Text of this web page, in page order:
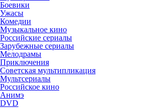
Боевики
Ужасы
Комедии
Музыкальное кино
Российские сериалы
Зарубежные сериалы
Мелодрамы
Приключения
Советская мультипликация
Мультсериалы
Российское кино
Анимэ
DVD